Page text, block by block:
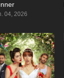
04, 2026